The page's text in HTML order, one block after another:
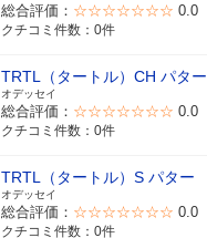
総合評価： ☆☆☆☆☆☆☆ 0.0
クチコミ件数：0件
TRTL（タートル）CH パター
オデッセイ
総合評価： ☆☆☆☆☆☆☆ 0.0
クチコミ件数：0件
TRTL（タートル）S パター
オデッセイ
総合評価： ☆☆☆☆☆☆☆ 0.0
クチコミ件数：0件